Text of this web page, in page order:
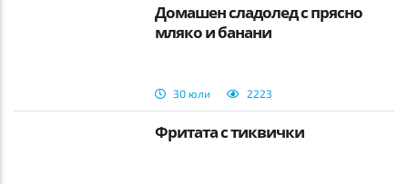
Домашен сладолед с прясно
мляко и банани
30 юли 2223
Фритата с тиквички